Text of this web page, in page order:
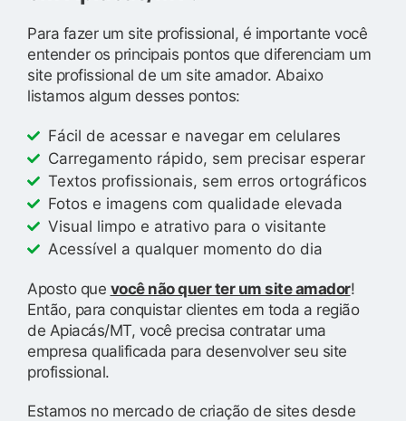
Para fazer um site profissional, é importante você
entender os principais pontos que diferenciam um
site profissional de um site amador. Abaixo
listamos algum desses pontos:
Fácil de acessar e navegar em celulares
Carregamento rápido, sem precisar esperar
Textos profissionais, sem erros ortográficos
Fotos e imagens com qualidade elevada
Visual limpo e atrativo para o visitante
Acessível a qualquer momento do dia
Aposto que você não quer ter um site amador!
Então, para conquistar clientes em toda a região
de Apiacás/MT, você precisa contratar uma
empresa qualificada para desenvolver seu site
profissional.
Estamos no mercado de criação de sites desde